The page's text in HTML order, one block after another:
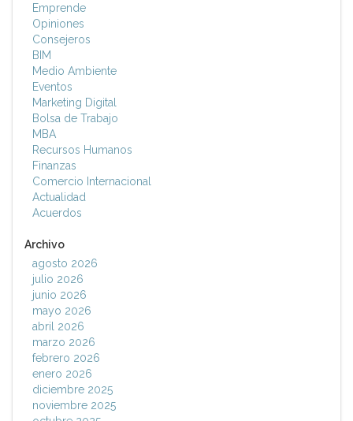
Emprende
Opiniones
Consejeros
BIM
Medio Ambiente
Eventos
Marketing Digital
Bolsa de Trabajo
MBA
Recursos Humanos
Finanzas
Comercio Internacional
Actualidad
Acuerdos
Archivo
agosto 2026
julio 2026
junio 2026
mayo 2026
abril 2026
marzo 2026
febrero 2026
enero 2026
diciembre 2025
noviembre 2025